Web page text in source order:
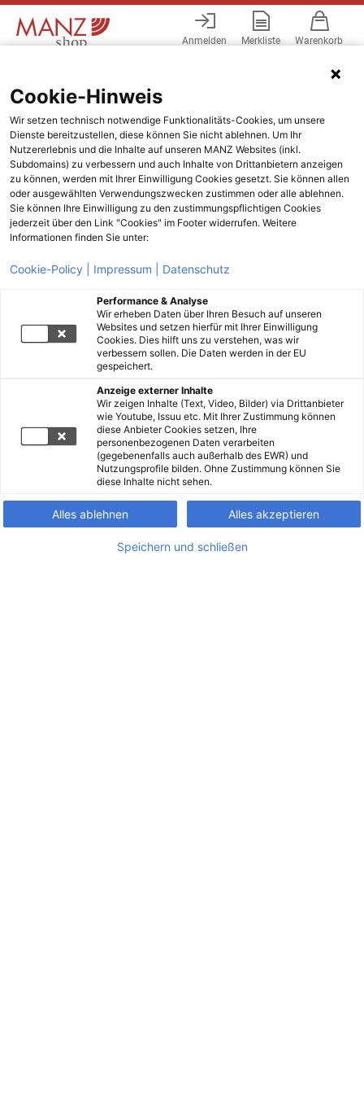
Anmelden Merkliste Warenkorb
Cookie-Hinweis
Wir setzen technisch notwendige Funktionalitäts-Cookies, um unsere
Dienste bereitzustellen, diese können Sie nicht ablehnen. Um Ihr
Nutzererlebnis und die Inhalte auf unseren MANZ Websites (inkl.
Subdomains) zu verbessern und auch Inhalte von Drittanbietern anzeigen
zu können, werden mit Ihrer Einwilligung Cookies gesetzt. Sie können allen
oder ausgewählten Verwendungszwecken zustimmen oder alle ablehnen.
Sie können Ihre Einwilligung zu den zustimmungspflichtigen Cookies
jederzeit über den Link "Cookies" im Footer widerrufen. Weitere
Informationen finden Sie unter:
Cookie-Policy | Impressum | Datenschutz
Performance & Analyse
Wir erheben Daten über Ihren Besuch auf unseren
Websites und setzen hierfür mit Ihrer Einwilligung
Cookies. Dies hilft uns zu verstehen, was wir
verbessern sollen. Die Daten werden in der EU
gespeichert.
Anzeige externer Inhalte
Wir zeigen Inhalte (Text, Video, Bilder) via Drittanbieter
wie Youtube, Issuu etc. Mit Ihrer Zustimmung können
diese Anbieter Cookies setzen, Ihre
personenbezogenen Daten verarbeiten
(gegebenenfalls auch außerhalb des EWR) und
Nutzungsprofile bilden. Ohne Zustimmung können Sie
diese Inhalte nicht sehen.
Alles ablehnen Alles akzeptieren
Speichern und schließen